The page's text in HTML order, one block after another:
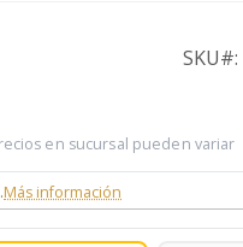
SKU
en sucursal pueden variar
Más información